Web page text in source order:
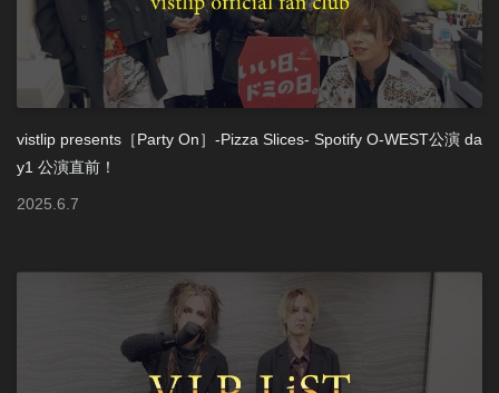
vistlip presents［Party On］-Pizza Slices- Spotify O-WEST公演 da
y1 公演直前！
2025 6 7